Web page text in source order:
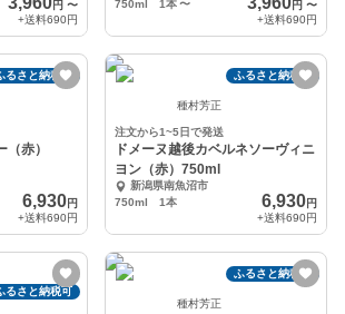
円 〜
+送料690円
750ml 1本 〜 円 〜
+送料690円
るさと納税可
（赤）
6,930円
+送料690円
ふるさと納税可
種村芳正
注文から1~5日で発送
ドメーヌ越後カベルネソーヴィニ
ヨン（赤）750ml
新潟県南魚沼市
750ml 1本
6,930円
+送料690円
るさと納税可
ふるさと納税可
種村芳正